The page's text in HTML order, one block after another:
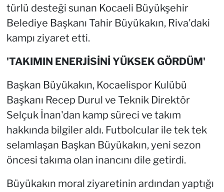
türlü desteği sunan Kocaeli Büyükşehir
Belediye Başkanı Tahir Büyükakın, Riva'daki
kampı ziyaret etti.
'TAKIMIN ENERJİSİNİ YÜKSEK GÖRDÜM'
Başkan Büyükakın, Kocaelispor Kulübü
Başkanı Recep Durul ve Teknik Direktör
Selçuk İnan'dan kamp süreci ve takım
hakkında bilgiler aldı. Futbolcular ile tek tek
selamlaşan Başkan Büyükakın, yeni sezon
öncesi takıma olan inancını dile getirdi.
Büyükakın moral ziyaretinin ardından yaptığı